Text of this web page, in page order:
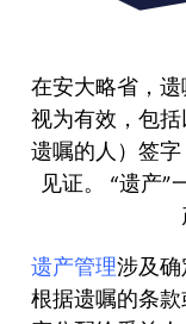
在安大略省，
视为有效，包
遗嘱的人）签
见证。 “遗产”
遗产管理涉及
根据遗嘱的条